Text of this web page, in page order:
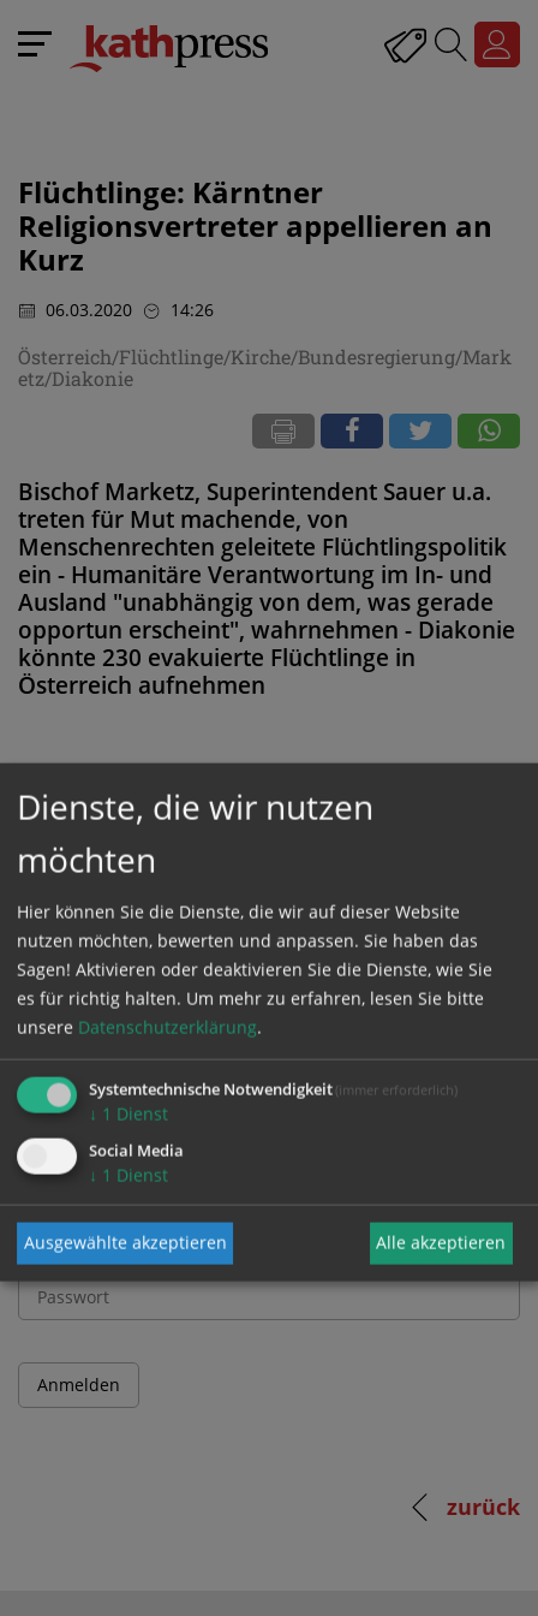
Flüchtlinge: Kärntner
Religionsvertreter appellieren an
Kurz
06.03.2020 14:26
Österreich/Flüchtlinge/Kirche/Bundesregierung/Mark
etz/Diakonie
Bischof Marketz, Superintendent Sauer u.a.
treten für Mut machende, von
Menschenrechten geleitete Flüchtlingspolitik
ein - Humanitäre Verantwortung im In- und
Ausland "unabhängig von dem, was gerade
opportun erscheint", wahrnehmen - Diakonie
könnte 230 evakuierte Flüchtlinge in
Österreich aufnehmen
Diese Meldung ist nicht frei verfügbar. Bitte
loggen Sie sich ein, oder bestellen Sie das
Produkt Kathpress_online
GESCHÜTZTER BEREICH
Bitte melden Sie sich mit Ihrem Benutzernamen
und Passwort an.
Benutzername
Passwort
zurück
Dienste, die wir nutzen
möchten
Hier können Sie die Dienste, die wir auf dieser Website
nutzen möchten, bewerten und anpassen. Sie haben das
Sagen! Aktivieren oder deaktivieren Sie die Dienste, wie Sie
es für richtig halten. Um mehr zu erfahren, lesen Sie bitte
unsere Datenschutzerklärung.
Systemtechnische Notwendigkeit (immer erforderlich)
↓ 1 Dienst
Social Media
↓ 1 Dienst
Ausgewählte akzeptieren Alle akzeptieren